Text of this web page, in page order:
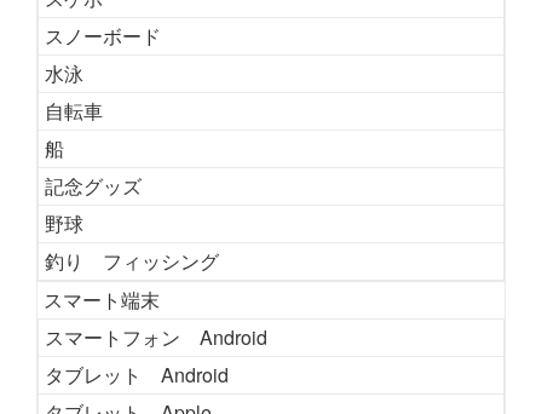
スノーボード
水泳
自転車
船
記念グッズ
野球
釣り フィッシング
スマート端末
スマートフォン Android
タブレット Android